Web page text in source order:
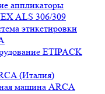
аппликаторы
ALS 306/309
этикетировки
ETIPACK
(Италия)
машина ARCA